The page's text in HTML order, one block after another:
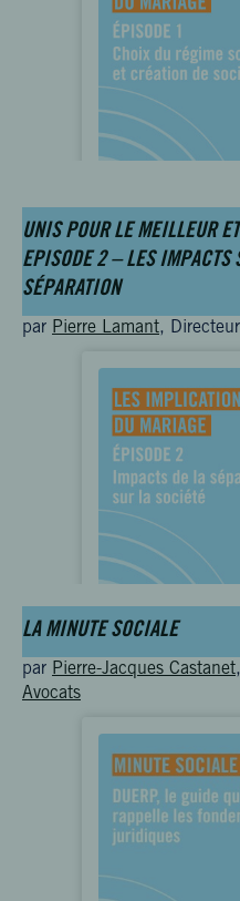
UNIS POUR LE MEILLEUR
EPISODE 2 – LES IMPACTS
SÉPARATION
par Pierre Lamant,
LA MINUTE SOCIALE
par Pierre-Jacques Castanet
Avocats